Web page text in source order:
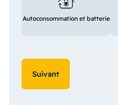
Autoconsommation et batterie